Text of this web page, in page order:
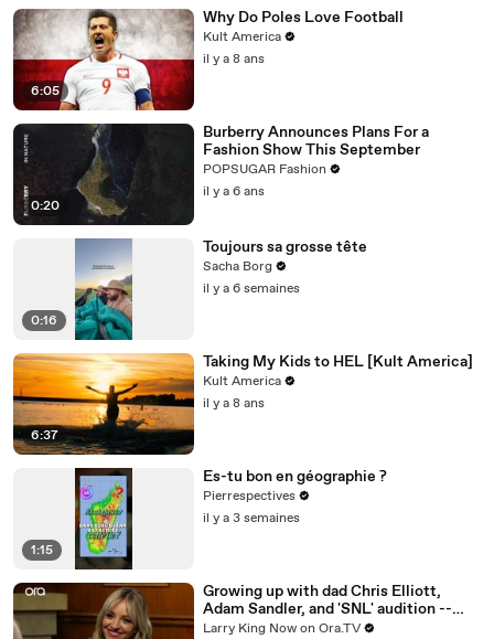
6:05
Why Do Poles Love Football
Kult America
il y a 8 ans
0:20
Burberry Announces Plans For a
Fashion Show This September
POPSUGAR Fashion
il y a 6 ans
0:16
Toujours sa grosse tête
Sacha Borg
il y a 6 semaines
6:37
Taking My Kids to HEL [Kult America]
Kult America
il y a 8 ans
1:15
Es-tu bon en géographie ?
Pierrespectives
il y a 3 semaines
Growing up with dad Chris Elliott,
Adam Sandler, and 'SNL' audition --
Abby Elliott answers your social media
Larry King Now on Ora.TV